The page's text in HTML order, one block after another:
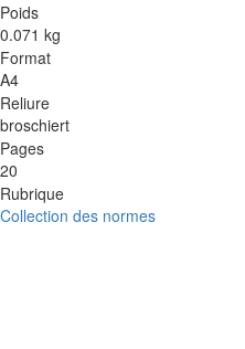
Poids
0.071 kg
Format
A4
Reliure
broschiert
Pages
20
Rubrique
Collection des normes